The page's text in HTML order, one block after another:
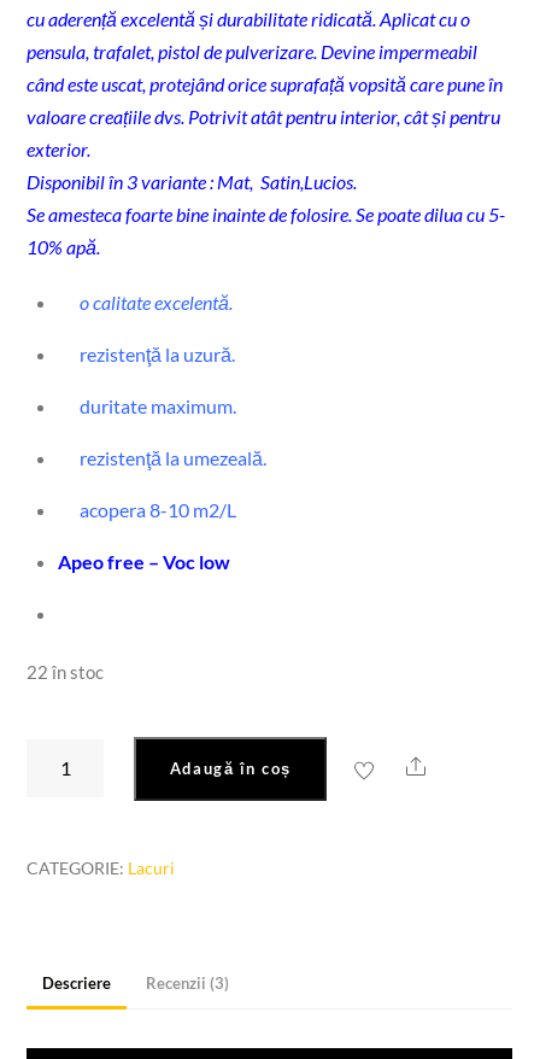
cu aderență excelentă și durabilitate ridicată. Aplicat cu o
pensula, trafalet, pistol de pulverizare. Devine impermeabil
când este uscat, protejând orice suprafață vopsită care pune în
valoare creațiile dvs. Potrivit atât pentru interior, cât și pentru
exterior.
Disponibil în 3 variante : Mat, Satin,Lucios.
Se amesteca foarte bine inainte de folosire. Se poate dilua cu 5-
10% apă.
o calitate excelentă.
rezistenţă la uzură.
duritate maximum.
rezistenţă la umezeală.
acopera 8-10 m2/L
Apeo free – Voc low
22 în stoc
Adaugă în coș Share
CATEGORIE: Lacuri
Descriere Recenzii (3)